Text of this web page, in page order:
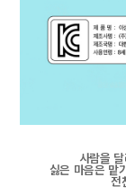
사람을
싫은 마음은 맡
전